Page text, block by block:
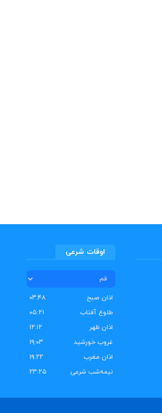
اوقات شرعی
اذان صبح
۰۳:۴۸
طلوع آفتاب
۰۵:۲۱
اذان ظهر
۱۲:۱۲
غروب خورشید
۱۹:۰۳
اذان مغرب
۱۹:۲۲
نیمه‌شب شرعی
۲۳:۲۵